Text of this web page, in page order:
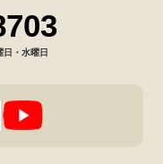
・水曜日